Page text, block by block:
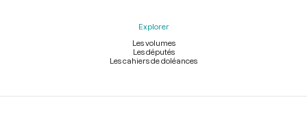
Explorer
Les volumes
Les députés
Les cahiers de doléances